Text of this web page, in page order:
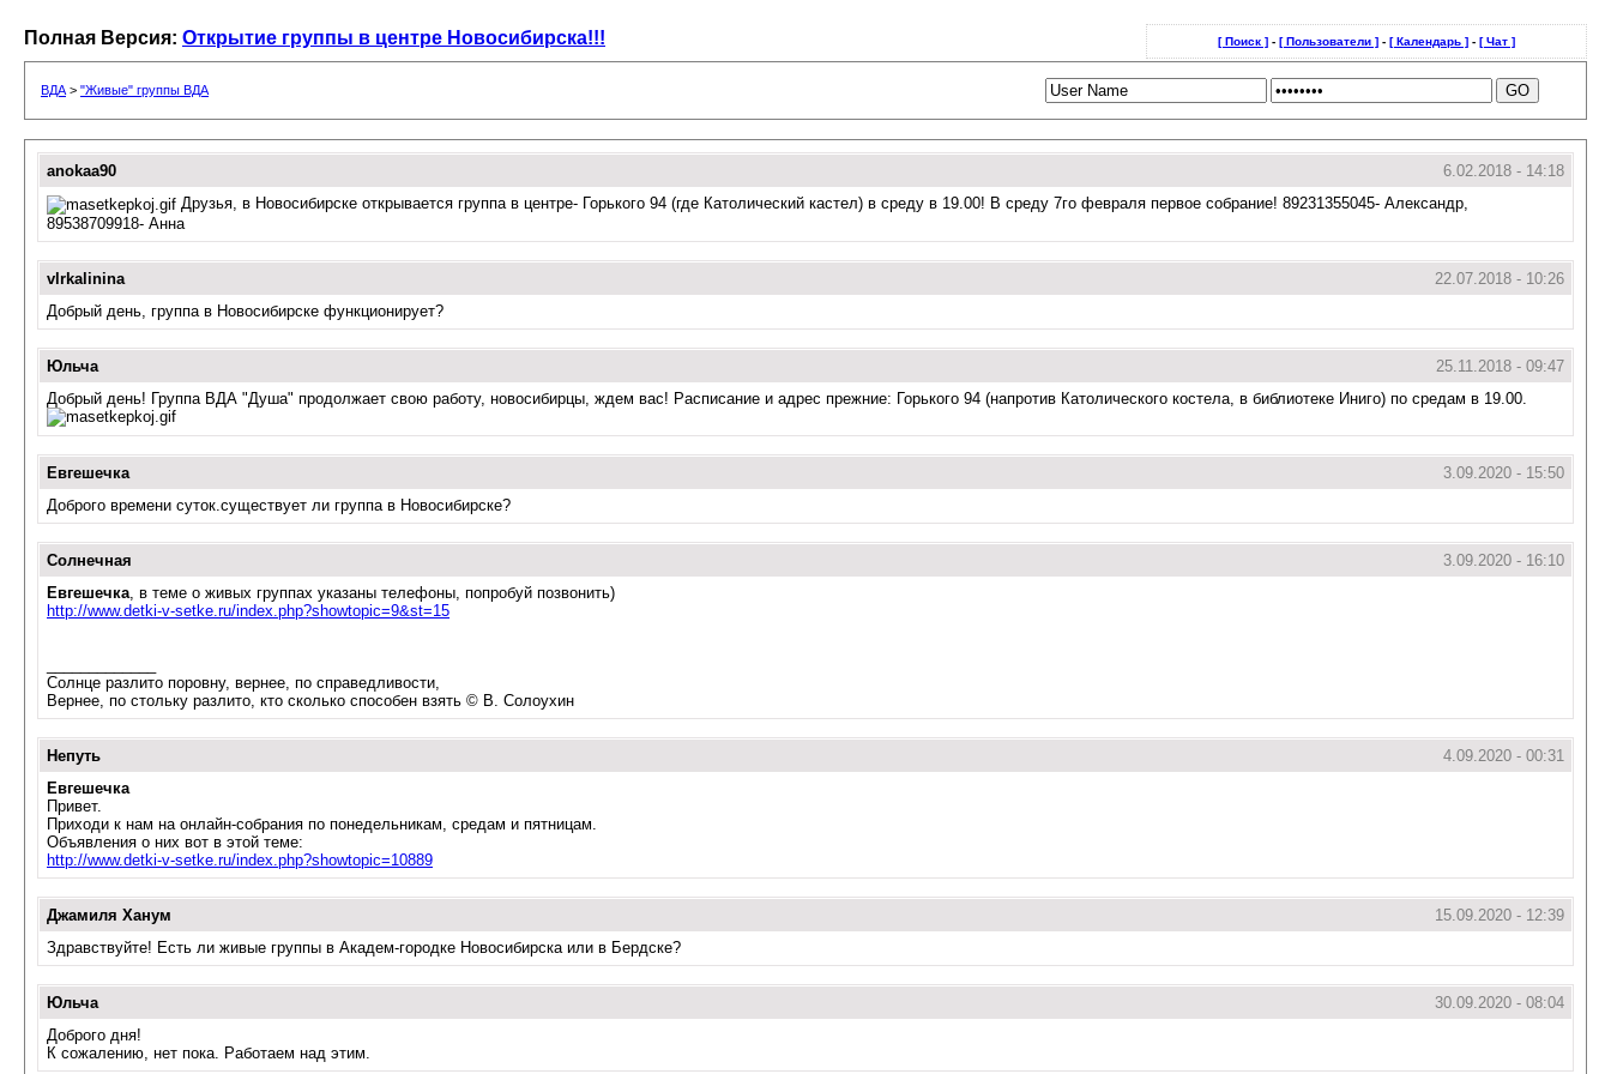
[ Поиск ] - [ Пользователи ] - [ Календарь ] - [ Чат ]
Полная Версия: Открытие группы в центре Новосибирска!!!
ВДА > "Живые" группы ВДА
anokaa90
6.02.2018 - 14:18
Друзья, в Новосибирске открывается группа в центре- Горького 94 (где Католический кастел) в среду в 19.00! В среду 7го февраля первое собрание! 89231355045- Александр,
89538709918- Анна
vlrkalinina
22.07.2018 - 10:26
Добрый день, группа в Новосибирске функционирует?
Юльча
25.11.2018 - 09:47
Добрый день! Группа ВДА "Душа" продолжает свою работу, новосибирцы, ждем вас! Расписание и адрес прежние: Горького 94 (напротив Католического костела, в библиотеке Иниго) по средам в 19.00.
Евгешечка
3.09.2020 - 15:50
Доброго времени суток.существует ли группа в Новосибирске?
Солнечная
3.09.2020 - 16:10
Евгешечка , в теме о живых группах указаны телефоны, попробуй позвонить)
http://www.detki-v-setke.ru/index.php?showtopic=9&st=15
Солнце разлито поровну, вернее, по справедливости,
Вернее, по стольку разлито, кто сколько способен взять © В. Солоухин
Непуть
4.09.2020 - 00:31
Евгешечка
Привет.
Приходи к нам на онлайн-собрания по понедельникам, средам и пятницам.
Объявления о них вот в этой теме:
http://www.detki-v-setke.ru/index.php?showtopic=10889
Джамиля Ханум
15.09.2020 - 12:39
Здравствуйте! Есть ли живые группы в Академ-городке Новосибирска или в Бердске?
Юльча
30.09.2020 - 08:04
Доброго дня!
К сожалению, нет пока. Работаем над этим.